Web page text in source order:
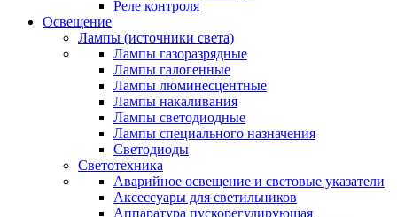
Реле контроля
Освещение
Лампы (источники света)
Лампы газоразрядные
Лампы галогенные
Лампы люминесцентные
Лампы накаливания
Лампы светодиодные
Лампы специального назначения
Светодиоды
Светотехника
Аварийное освещение и световые указатели
Аксессуары для светильников
Аппаратура пускорегулирующая